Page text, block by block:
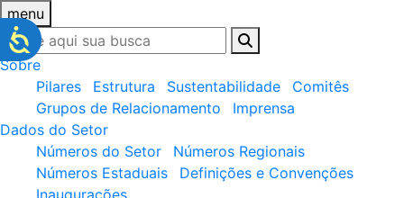
menu
Sobre
Pilares
Estrutura Sustentabilidade
Comitês
Grupos de Relacionamento
Imprensa
Dados do Setor
Números do Setor
Números Regionais
Números Estaduais
Definições e Convenções
Inaugurações